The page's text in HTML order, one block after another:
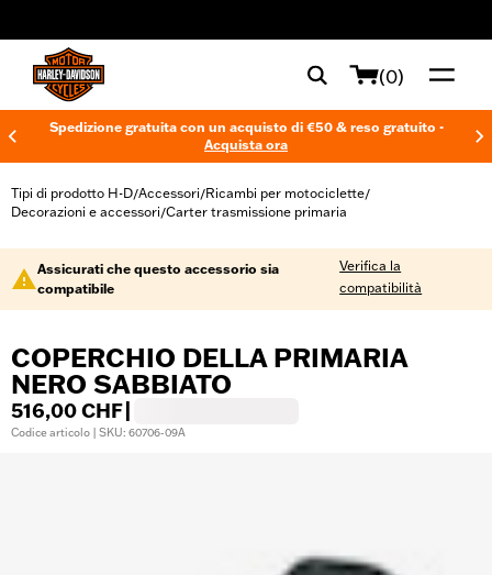
(0)
Spedizione gratuita con un acquisto di €50 & reso gratuito -
Acquista ora
Tipi di prodotto H-D/Accessori/Ricambi per motociclette/
Decorazioni e accessori/Carter trasmissione primaria
Assicurati che questo accessorio sia
compatibile
Verifica la
compatibilità
COPERCHIO DELLA PRIMARIA
NERO SABBIATO
516,00 CHF
Codice articolo | SKU: 60706-09A